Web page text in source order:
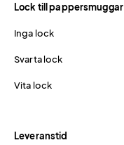
Lock till pappersmuggar
Inga lock
Svarta lock
Vita lock
Leveranstid